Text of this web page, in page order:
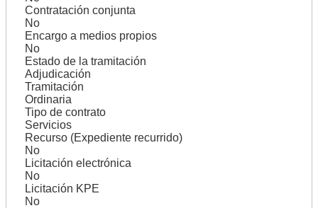
Contratación conjunta
No
Encargo a medios propios
No
Estado de la tramitación
Adjudicación
Tramitación
Ordinaria
Tipo de contrato
Servicios
Recurso (Expediente recurrido)
No
Licitación electrónica
No
Licitación KPE
No